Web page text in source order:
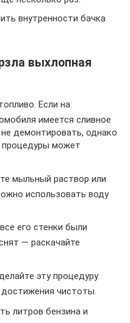
внутренности бачка
выхлопная
Если на
имеется сливное
демонтировать, однако
может
мыльный раствор или
использовать воду
его стенки были
— раскачайте
эту процедуру
чистоты.
литров бензина и